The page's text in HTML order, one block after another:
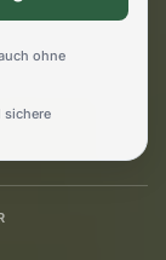
ohne
sichere